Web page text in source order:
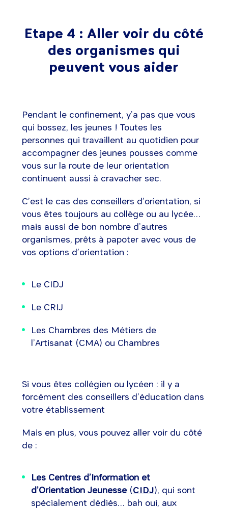
Etape 4 : Aller voir du côté
des organismes qui
peuvent vous aider
Pendant le confinement, y’a pas que vous
qui bossez, les jeunes ! Toutes les
personnes qui travaillent au quotidien pour
accompagner des jeunes pousses comme
vous sur la route de leur orientation
continuent aussi à cravacher sec.
C’est le cas des conseillers d’orientation, si
vous êtes toujours au collège ou au lycée…
mais aussi de bon nombre d’autres
organismes, prêts à papoter avec vous de
vos options d’orientation :
Le CIDJ
Le CRIJ
Les Chambres des Métiers de
l’Artisanat (CMA) ou Chambres
Si vous êtes collégien ou lycéen : il y a
forcément des conseillers d’éducation dans
votre établissement
Mais en plus, vous pouvez aller voir du côté
de :
Les Centres d’Information et
d’Orientation Jeunesse(CIDJ), qui sont
spécialement dédiés… bah oui, aux